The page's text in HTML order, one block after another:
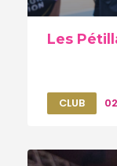
Les
CLUB